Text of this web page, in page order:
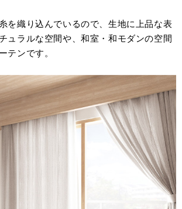
を織り込んでいるので、生地に上品な表
ュラルな空間や、和室・和モダンの空間
テンです。